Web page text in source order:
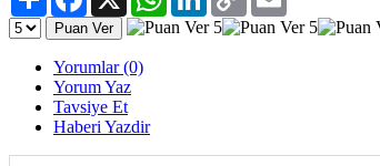
Link
Yorumlar (0)
Yorum Yaz
Tavsiye Et
Haberi Yazdir